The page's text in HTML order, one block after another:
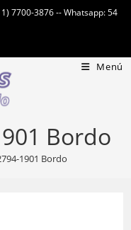
7700-3876 -- Whatsapp: 54
Menú
Bordo
1901 Bordo